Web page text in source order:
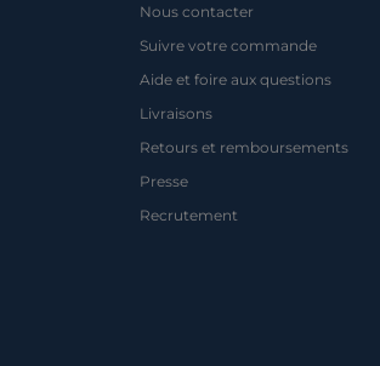
Nous contacter
Suivre votre commande
Aide et foire aux questions
Livraisons
Retours et remboursements
Presse
Recrutement